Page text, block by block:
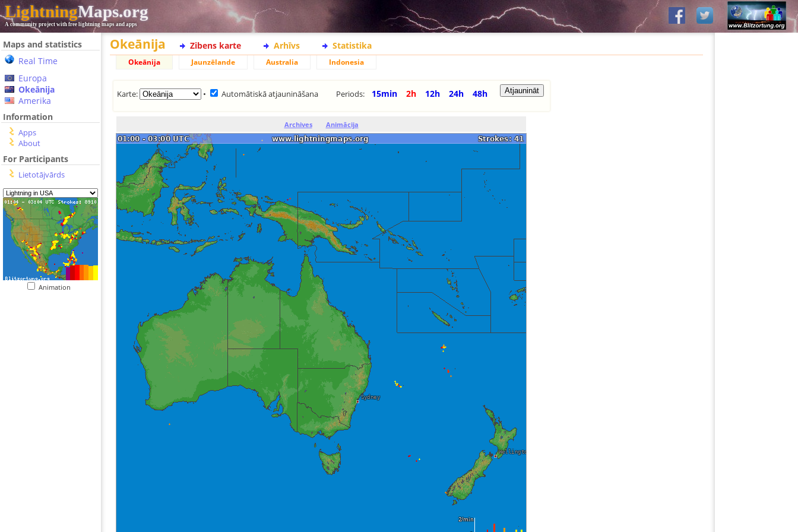
LightningMaps.org
A community project with free lightning maps and apps
Maps and statistics
Real Time
Europa
Okeānija
Amerika
Information
Apps
About
For Participants
Lietotājvārds
Animation
Okeānija Zibens karte Arhīvs Statistika
Okeānija Jaunzēlande Australia Indonesia
Karte: • Automātiskā atjaunināšana Periods: 15min 2h 12h 24h 48h
Archives Animācija